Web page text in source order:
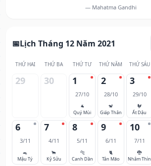
— Mahatma Gandhi
Lịch Tháng 12 Năm 2021
THỨ HAI THỨ BA THỨ TƯ THỨ NĂM THỨ SÁU
29 30 1
27/10
🐐
Quý Mùi
2
28/10
🐒
Giáp Thân
3
29/10
🐓
Ất Dậu
6
3/11
🐀
Mậu Tý
7
4/11
🐂
Kỷ Sửu
8
5/11
🐅
Canh Dần
9
6/11
🐈
Tân Mão
10
7/11
🐉
Nhâm Thìn